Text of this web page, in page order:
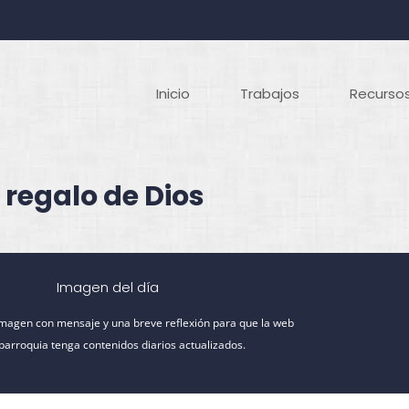
de Dios
Inicio Trabajos
Imagen del día
con mensaje y una breve reflexión para que la web
tenga contenidos diarios actualizados.